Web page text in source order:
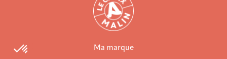
Ma marque